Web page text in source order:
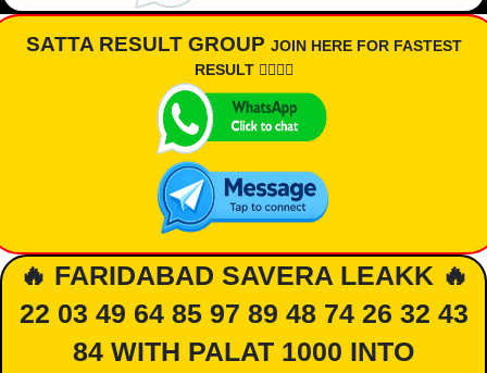
SATTA RESULT GROUP JOIN HERE FOR FASTEST
RESULT 👇🏾👇🏾
🔥 FARIDABAD SAVERA LEAKK 🔥
22 03 49 64 85 97 89 48 74 26 32 43
84 WITH PALAT 1000 INTO